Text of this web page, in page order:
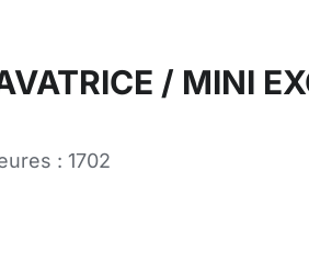
/ MINI
: 1702